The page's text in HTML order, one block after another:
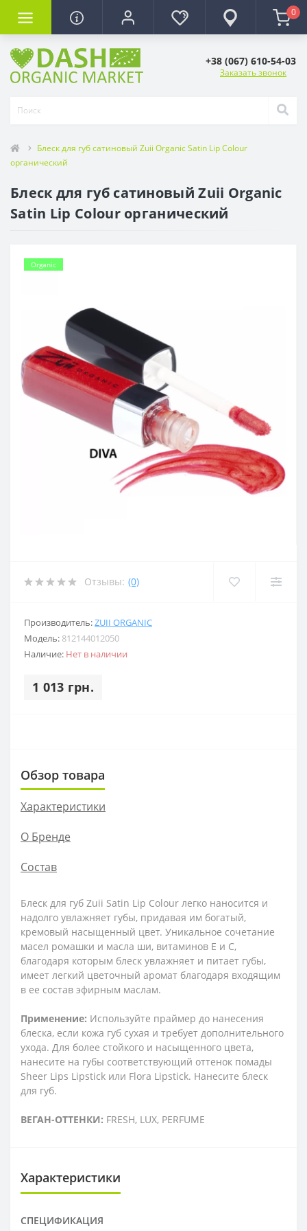
0
+38 (067) 610-54-03
Заказать звонок
Блеск для губ сатиновый Zuii Organic Satin Lip Colour
органический
Блеск для губ сатиновый Zuii Organic
Satin Lip Colour органический
Organic
Отзывы: (0)
Производитель:ZUII ORGANIC
Модель: 812144012050
Наличие: Нет в наличии
1 013 грн.
Обзор товара
Характеристики
О Бренде
Состав
Блеск для губ Zuii Satin Lip Colour легко наносится и
надолго увлажняет губы, придавая им богатый,
кремовый насыщенный цвет. Уникальное сочетание
масел ромашки и масла ши, витаминов Е и С,
благодаря которым блеск увлажняет и питает губы,
имеет легкий цветочный аромат благодаря входящим
в ее состав эфирным маслам.
Применение: Используйте праймер до нанесения
блеска, если кожа губ сухая и требует дополнительного
ухода. Для более стойкого и насыщенного цвета,
нанесите на губы соответствующий оттенок помады
Sheer Lips Lipstick или Flora Lipstick. Нанесите блеск
для губ.
ВЕГАН-ОТТЕНКИ: FRESH, LUX, PERFUME
Характеристики
СПЕЦИФИКАЦИЯ